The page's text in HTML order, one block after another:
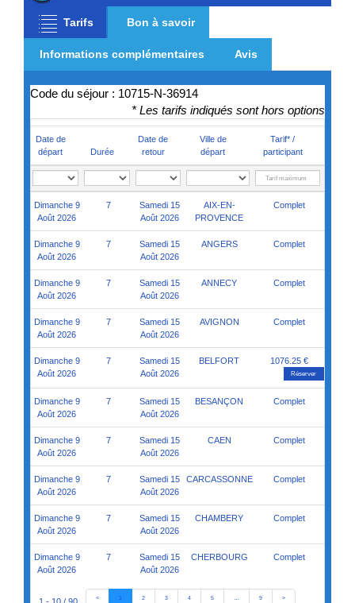
Date de
départ
Date de
retour
Ville de
Tarif* /
Dimanche 9
Août 2026
7
Samedi 15
Août 2026
AIX-EN-
PROVENCE
Complet
Samedi 15
ANGERS Complet
Dimanche 9
7
Samedi 15
ANNECY Complet
Dimanche 9
Août 2026
7
Samedi 15
Août 2026
AVIGNON Complet
Août 2026
Août 2026
Réserver
Dimanche 9
Août 2026
7
Samedi 15
Août 2026
BESANÇON Complet
Dimanche 9
Août 2026
7
Samedi 15
Août 2026
CAEN Complet
Dimanche 9
Août 2026
7
Samedi 15
Août 2026
CARCASSONNE Complet
Août 2026
Août 2026
Août 2026
Août 2026
1 - 10 / 90
Les séjours que vous pourriez aimer